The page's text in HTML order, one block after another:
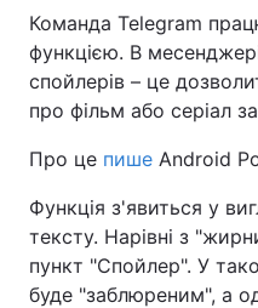
Головна
Україна
Економіка
Спорт
Техно і зв'язок
Команда Telegram
функцією. В
спойлерів – це
про фільм або серіал
Про це пише Android
Функція з'явиться у
тексту. Нарівні з
пункт "Спойлер". У
буде "заблюреним", а